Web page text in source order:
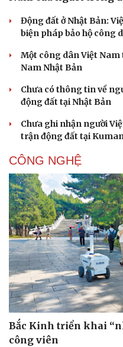
Động đất ở Nhật Bản:
biện pháp bảo hộ công
Một công dân Việt
Nam Nhật Bản
Chưa có thông tin về
động đất tại Nhật Bản
Chưa ghi nhận người
trận động đất tại
CÔNG NGHỆ
Bắc Kinh triển khai
công viên